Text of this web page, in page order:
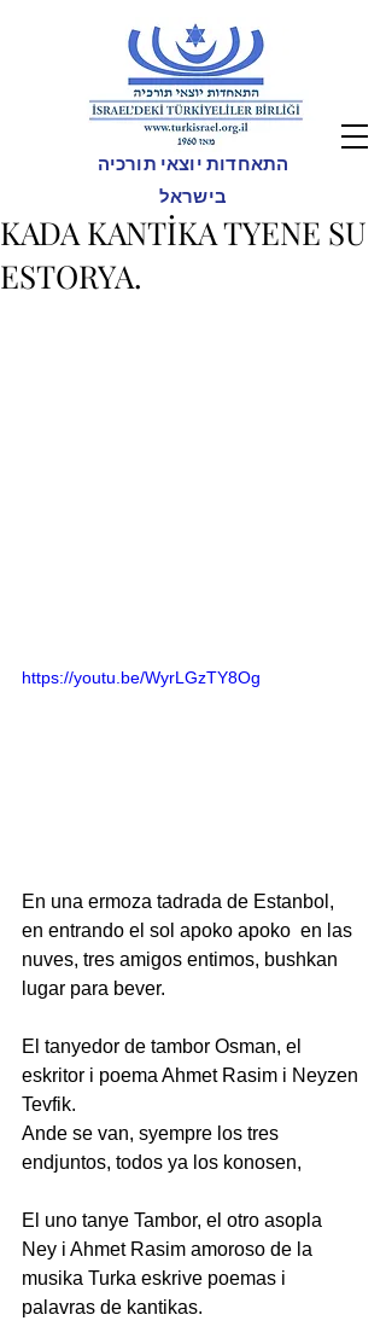
התאחדות יוצאי תורכיה
בישראל
KADA KANTİKA TYENE SU
ESTORYA.
https://youtu.be/WyrLGzTY8Og
En una ermoza tadrada de Estanbol,
en entrando el sol apoko apoko  en las
nuves, tres amigos entimos, bushkan
lugar para bever.
El tanyedor de tambor Osman, el
eskritor i poema Ahmet Rasim i Neyzen
Tevfik.
Ande se van, syempre los tres
endjuntos, todos ya los konosen,
El uno tanye Tambor, el otro asopla
Ney i Ahmet Rasim amoroso de la
musika Turka eskrive poemas i
palavras de kantikas.